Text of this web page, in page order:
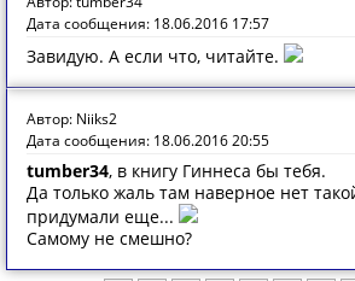
Дата сообщения: 18.06.2016 17:57
Завидую. А если что, читайте.
Автор: Niiks2
Дата сообщения: 18.06.2016 20:55
tumber34, в книгу Гиннеса бы тебя.
Да только жаль там наверное нет
придумали еще...
Самому не смешно?